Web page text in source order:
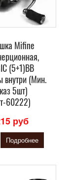
Mifine
(5+1)BB
внутри (Мин.
5шт)
60222)
руб
Подробнее